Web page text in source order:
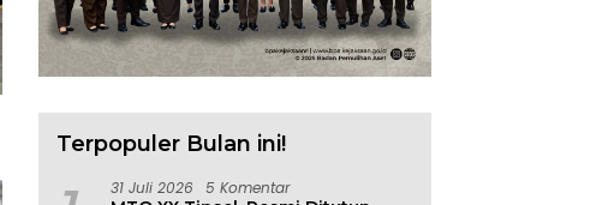
Terpopuler Bulan ini!
31 Juli 2026 5 Komentar